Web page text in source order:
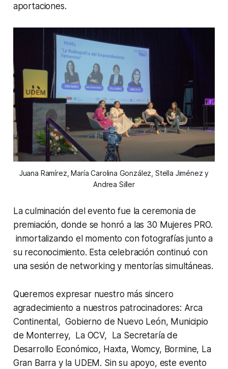
aportaciones.
Juana Ramírez, María Carolina González, Stella Jiménez y
Andrea Siller
La culminación del evento fue la ceremonia de
premiación, donde se honró a las 30 Mujeres PRO.
inmortalizando el momento con fotografías junto a
su reconocimiento. Esta celebración continuó con
una sesión de networkingy mentorías simultáneas.
Queremos expresar nuestro más sincero
agradecimiento a nuestros patrocinadores: Arca
Continental, Gobierno de Nuevo León, Municipio
de Monterrey, La OCV, La Secretaría de
Desarrollo Económico, Haxta, Womcy, Bormine, La
Gran Barra y la UDEM. Sin su apoyo, este evento